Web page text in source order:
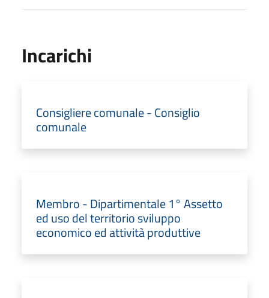
Incarichi
Consigliere comunale - Consiglio
comunale
Membro - Dipartimentale 1° Assetto
ed uso del territorio sviluppo
economico ed attività produttive